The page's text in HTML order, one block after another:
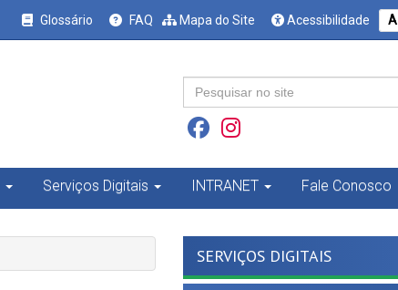
Glossário FAQ Mapa do Site Acessibilidade A
Serviços Digitais INTRANET Fale Conosco
SERVIÇOS DIGITAIS